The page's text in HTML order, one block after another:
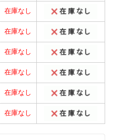
在庫なし
在庫なし
在庫なし
在庫なし
在庫なし
在庫なし